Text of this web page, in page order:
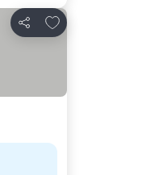
Megosztás
Hozzáadás a